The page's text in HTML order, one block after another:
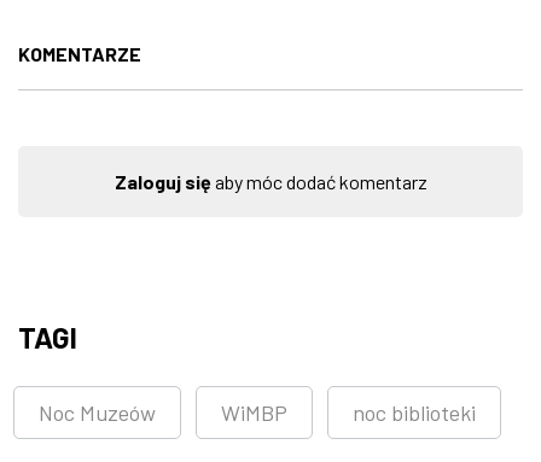
KOMENTARZE
Zaloguj sięaby móc dodać komentarz
TAGI
Noc Muzeów WiMBP noc biblioteki